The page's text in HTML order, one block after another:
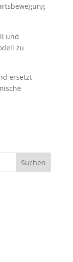
und
zu
ersetzt